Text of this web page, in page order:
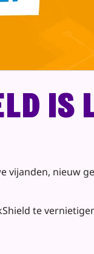
is
vijanden, nieuw
te